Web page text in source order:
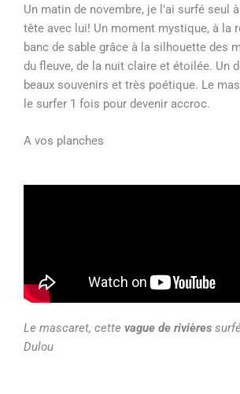
Un matin de novembre, je l’ai surfé seul
tête avec lui! Un moment mystique, à la
banc de sable grâce à la silhouette des
du fleuve, de la nuit claire et étoilée. Un
beaux souvenirs et très poétique. Le
le surfer 1 fois pour devenir accroc.
A vos planches
Le mascaret, cette vague de rivières
Dulou